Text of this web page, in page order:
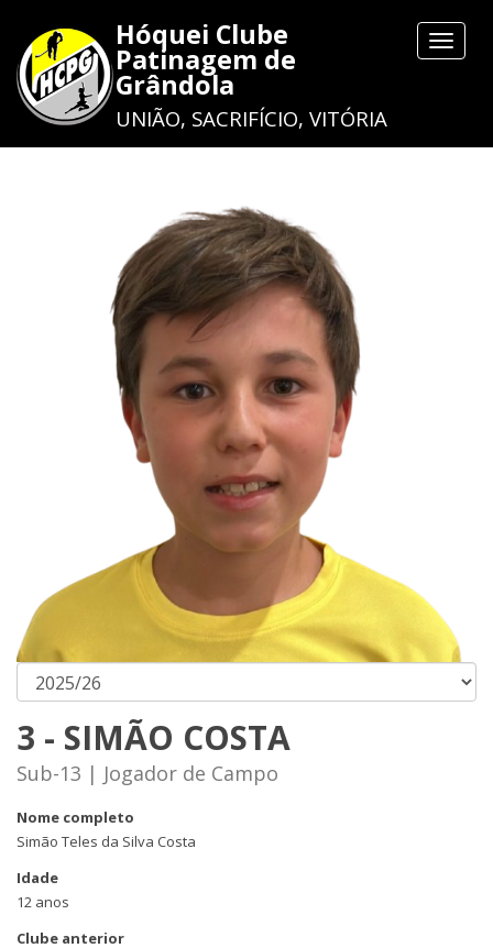
Toggle
Hóquei Clube
Patinagem de
Grândola
UNIÃO, SACRIFÍCIO, VITÓRIA
3 - SIMÃO COSTA
Sub-13 | Jogador de Campo
Nome completo
Simão Teles da Silva Costa
Idade
12 anos
Clube anterior